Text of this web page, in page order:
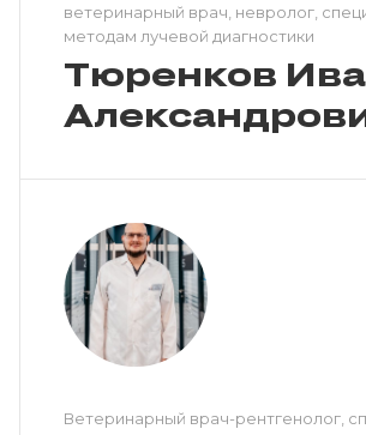
ветеринарный врач, невролог,
методам лучевой диагностики
Тюренков
Ветеринарный врач-рентгенолог,